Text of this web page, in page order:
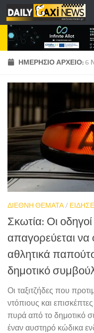
Skip to content
ΗΜΕΡΉΣΙΟ ΑΡΧΕΊΟ:6
ΔΙΕΘΝΗ ΘΕΜΑΤΑ/
Σκωτία: Οι οδηγοί
απαγορεύεται να
αθλητικά
δημοτικό
Οι ταξιτζήδες που
ντόπιους και
πυρά από το δημοτικό
έναν αυστηρό κώδικα